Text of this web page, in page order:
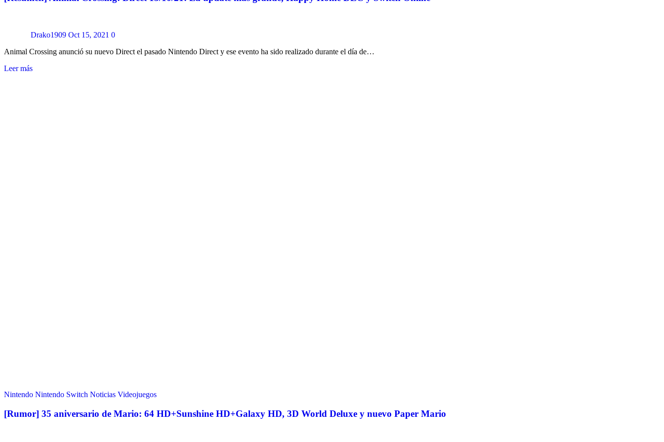
Drako1909 Oct 15, 2021 0
Animal Crossing anunció su nuevo Direct el pasado Nintendo Direct y ese evento ha sido realizado durante el día de…
Leer más
Nintendo Nintendo Switch Noticias Videojuegos
[Rumor] 35 aniversario de Mario: 64 HD+Sunshine HD+Galaxy HD, 3D World Deluxe y nuevo Paper Mario